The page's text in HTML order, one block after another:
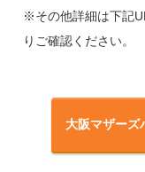
※その他詳細は下記
りご確認ください。
大阪マザー